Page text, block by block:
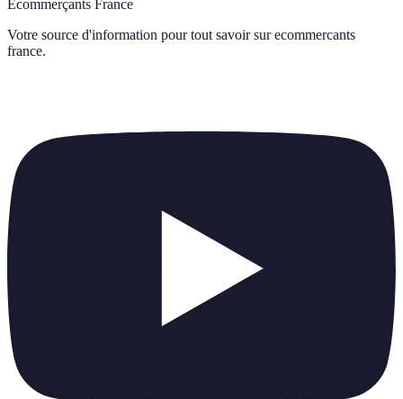
Ecommerçants France
Votre source d'information pour tout savoir sur ecommercants
france.